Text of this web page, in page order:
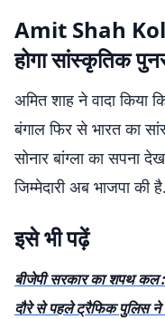
Amit Shah
होगा सांस्कृतिक
अमित शाह ने वादा किया
बंगाल फिर से भारत का
सोनार बांग्ला का सपना
जिम्मेदारी अब भाजपा की है.
इसे भी पढ़ें
बीजेपी सरकार का शपथ कल :
दौरे से पहले ट्रैफिक पुलिस ने